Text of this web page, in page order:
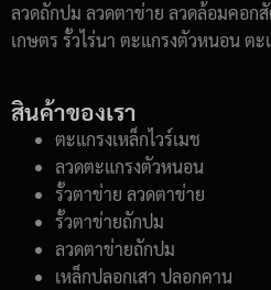
ลวดถักปม ลวดตาข่าย ลวดล้อมคอก
เกษตร รั้วไร่นา ตะแกรงตัวหนอน ตะ
สินค้าของเรา
ตะแกรงเหล็กไวร์เมช
ลวดตะแกรงตัวหนอน
รั้วตาข่าย ลวดตาข่าย
รั้วตาข่ายถักปม
ลวดตาข่ายถักปม
เหล็กปลอกเสา ปลอกคาน